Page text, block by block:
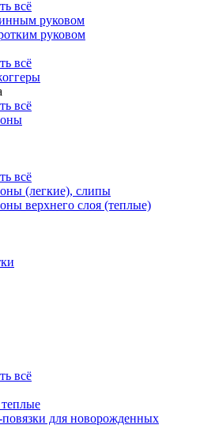
всё
руковом
руковом
всё
всё
всё
(легкие), слипы
верхнего слоя (теплые)
всё
для новорожденных